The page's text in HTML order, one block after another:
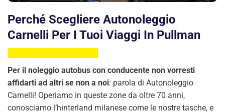
Perché Scegliere Autonoleggio
Carnelli Per I Tuoi Viaggi In Pullman
Per il noleggio autobus con conducente non vorresti
affidarti ad altri se non a noi: parola di Autonoleggio
Carnelli! Operiamo in queste zone da oltre 70 anni,
conosciamo l’hinterland milanese come le nostre tasche, e